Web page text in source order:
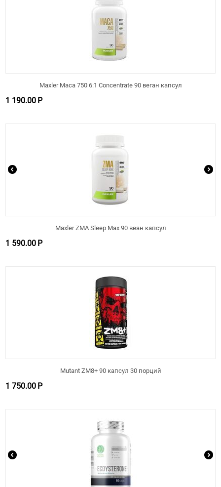
Maxler Maca 750 6:1 Concentrate 90 веган капсул
1 190.00 Р
Maxler ZMA Sleep Max 90 веан капсул
1 590.00 Р
Mutant ZM8+ 90 капсул 30 порций
1 750.00 Р